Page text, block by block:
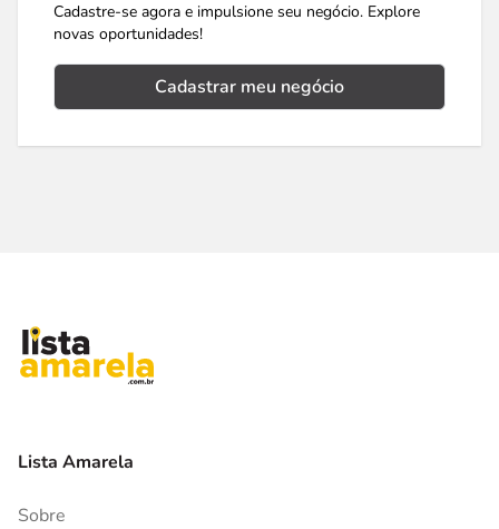
Cadastre-se agora e impulsione seu negócio. Explore
novas oportunidades!
Cadastrar meu negócio
Lista Amarela
Sobre